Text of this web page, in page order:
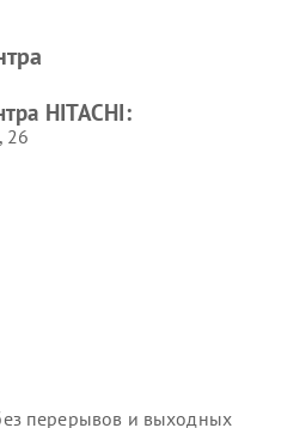
HITACHI
HITACHI
HITACHI:
26
перерывов и выходных